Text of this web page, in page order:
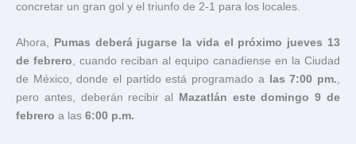
concretar un gran gol y el triunfo de 2-1 para los locales.
Ahora,
Pumas deberá jugarse la vida el próximo jueves 13
de febrero, cuando reciban al equipo canadiense en la Ciudad
de México, donde el partido está programado a
las 7:00 pm.,
pero antes, deberán recibir al
Mazatlán este domingo 9 de
febrero a las 6:00 p.m.